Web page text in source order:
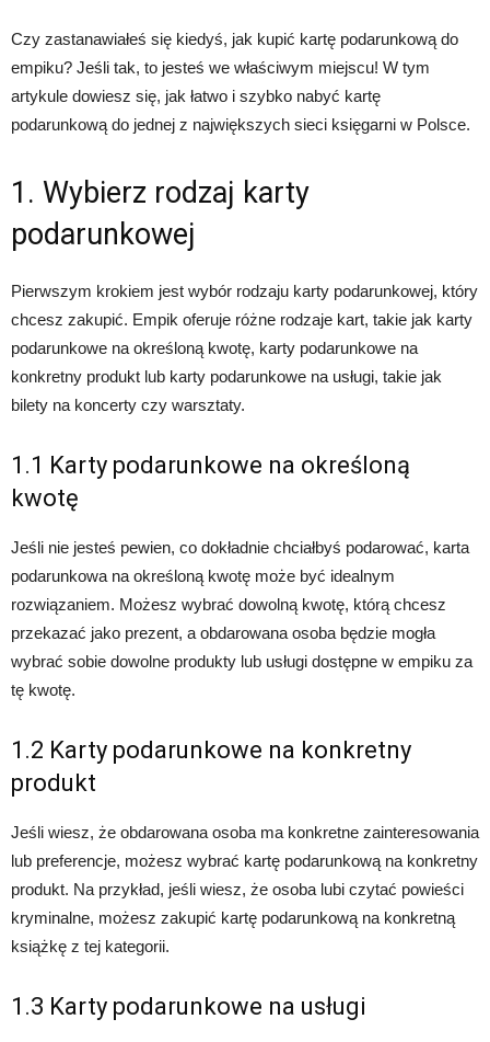
Czy zastanawiałeś się kiedyś, jak kupić kartę podarunkową do
empiku? Jeśli tak, to jesteś we właściwym miejscu! W tym
artykule dowiesz się, jak łatwo i szybko nabyć kartę
podarunkową do jednej z największych sieci księgarni w Polsce.
1. Wybierz rodzaj karty
podarunkowej
Pierwszym krokiem jest wybór rodzaju karty podarunkowej, który
chcesz zakupić. Empik oferuje różne rodzaje kart, takie jak karty
podarunkowe na określoną kwotę, karty podarunkowe na
konkretny produkt lub karty podarunkowe na usługi, takie jak
bilety na koncerty czy warsztaty.
1.1 Karty podarunkowe na określoną
kwotę
Jeśli nie jesteś pewien, co dokładnie chciałbyś podarować, karta
podarunkowa na określoną kwotę może być idealnym
rozwiązaniem. Możesz wybrać dowolną kwotę, którą chcesz
przekazać jako prezent, a obdarowana osoba będzie mogła
wybrać sobie dowolne produkty lub usługi dostępne w empiku za
tę kwotę.
1.2 Karty podarunkowe na konkretny
produkt
Jeśli wiesz, że obdarowana osoba ma konkretne zainteresowania
lub preferencje, możesz wybrać kartę podarunkową na konkretny
produkt. Na przykład, jeśli wiesz, że osoba lubi czytać powieści
kryminalne, możesz zakupić kartę podarunkową na konkretną
książkę z tej kategorii.
1.3 Karty podarunkowe na usługi